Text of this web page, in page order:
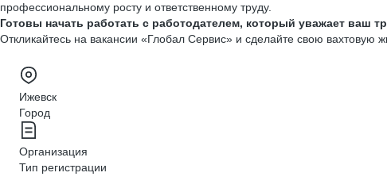
профессиональному росту и ответственному труду.
Готовы начать работать с работодателем, который уважает ваш
Откликайтесь на вакансии «Глобал Сервис» и сделайте свою вахтовую
Ижевск
Город
Организация
Тип регистрации